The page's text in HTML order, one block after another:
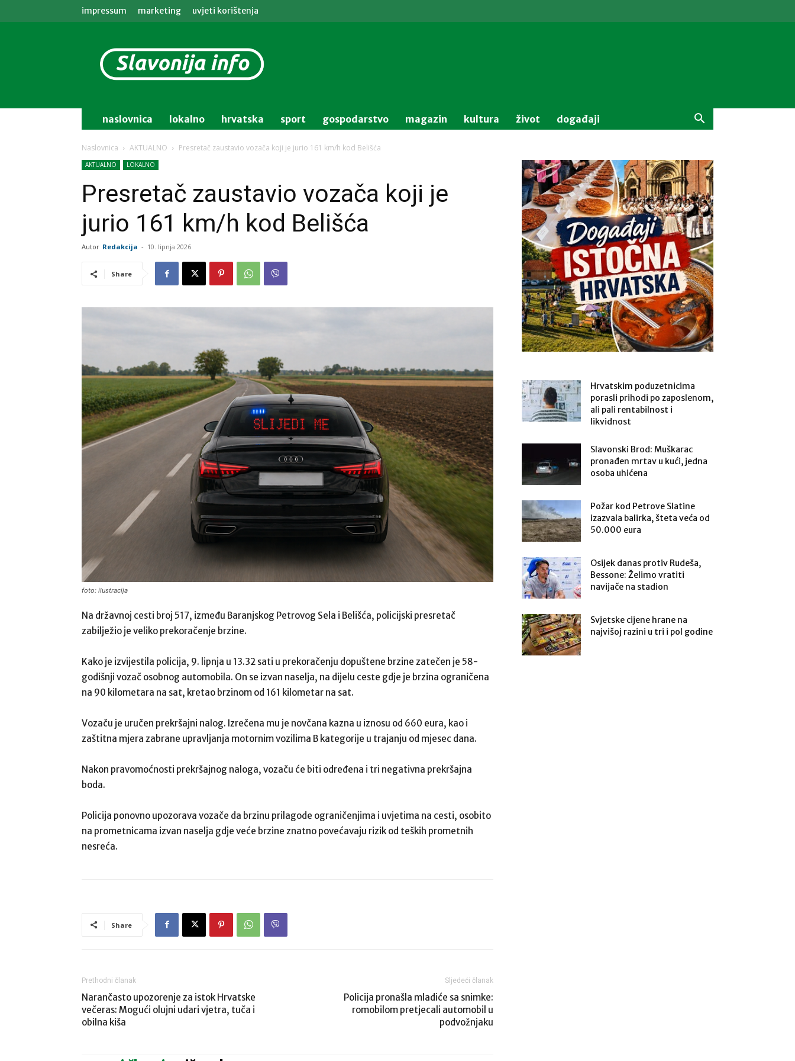
impressum marketing uvjeti korištenja
info
naslovnica lokalno hrvatska sport gospodarstvo magazin kultura život događaji
Naslovnica AKTUALNO Presretač zaustavio vozača koji je jurio 161 km/h kod Belišća
AKTUALNO LOKALNO
Presretač zaustavio vozača koji je
jurio 161 km/h kod Belišća
Autor Redakcija - 10. lipnja 2026.
Share
foto: ilustracija
Na državnoj cesti broj 517, između Baranjskog Petrovog Sela i Belišća, policijski presretač
zabilježio je veliko prekoračenje brzine.
Kako je izvijestila policija, 9. lipnja u 13.32 sati u prekoračenju dopuštene brzine zatečen je 58-
godišnji vozač osobnog automobila. On se izvan naselja, na dijelu ceste gdje je brzina ograničena
na 90 kilometara na sat, kretao brzinom od 161 kilometar na sat.
Vozaču je uručen prekršajni nalog. Izrečena mu je novčana kazna u iznosu od 660 eura, kao i
zaštitna mjera zabrane upravljanja motornim vozilima B kategorije u trajanju od mjesec dana.
Nakon pravomoćnosti prekršajnog naloga, vozaču će biti određena i tri negativna prekršajna
boda.
Policija ponovno upozorava vozače da brzinu prilagode ograničenjima i uvjetima na cesti, osobito
na prometnicama izvan naselja gdje veće brzine znatno povećavaju rizik od teških prometnih
nesreća.
Share
Prethodni članak
Narančasto upozorenje za istok Hrvatske
večeras: Mogući olujni udari vjetra, tuča i
obilna kiša
Sljedeći članak
Policija pronašla mladiće sa snimke:
romobilom pretjecali automobil u
podvožnjaku
Hrvatskim poduzetnicima
porasli prihodi po zaposlenom,
ali pali rentabilnost i
likvidnost
Slavonski Brod: Muškarac
pronađen mrtav u kući, jedna
osoba uhićena
Požar kod Petrove Slatine
izazvala balirka, šteta veća od
50.000 eura
Osijek danas protiv Rudeša,
Bessone: Želimo vratiti
navijače na stadion
Svjetske cijene hrane na
najvišoj razini u tri i pol godine